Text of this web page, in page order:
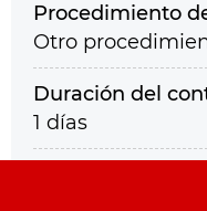
Procedimiento
Otro
Duración del
1 días